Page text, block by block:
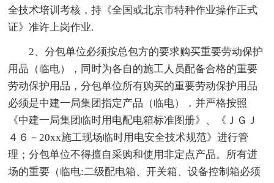
全技术培训考核，持《全国或北京市特种作业操作正式
证》准许上岗作业.
2、分包单位必须按总包方的要求购买重要劳动保护
用品（临电），同时为各自的施工人员配备合格的重要
劳动保护用品，分包单位所有购买的重要劳动保护用品
必须是中建一局集团指定产品（临电），并严格按照
《中建一局集团临时用电配电箱标准图册》、《ＪＧＪ
４６－20xx施工现场临时用电安全技术规范》进行管
理；分包单位不得擅自采购和使用非定点产品。所有进
场的重要（临电:二级配电箱、开关箱、设备控制箱必须